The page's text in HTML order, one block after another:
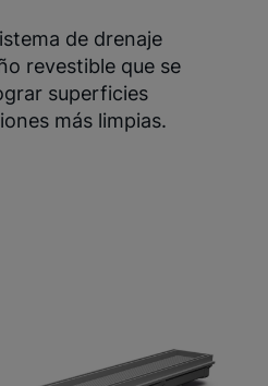
de drenaje
revestible que se
superficies
más limpias.